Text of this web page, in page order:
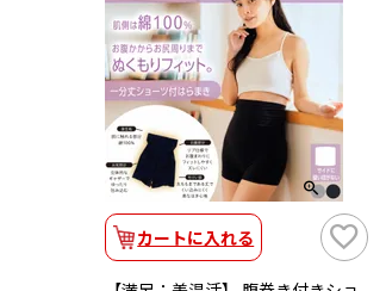
カートに入れる